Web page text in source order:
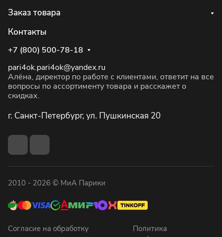
Заказ товара
Контакты
+7 (800) 500-78-18
pari4ok.pari4ok@yandex.ru
Алёна, директор по работе с клиентами, ответит на все
вопросы по ассортименту товара и расскажет о
скидках.
г. Санкт-Петербург, ул. Пушкинская 20
2010 - 2026 © МиА Парики
Согласие на обработку
Политика